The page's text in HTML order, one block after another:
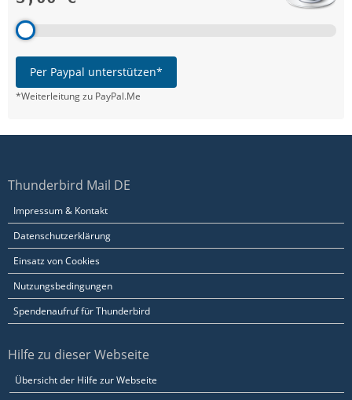
Per Paypal unterstützen*
*Weiterleitung zu PayPal.Me
Thunderbird Mail DE
Impressum & Kontakt
Datenschutzerklärung
Einsatz von Cookies
Nutzungsbedingungen
Spendenaufruf für Thunderbird
Hilfe zu dieser Webseite
Übersicht der Hilfe zur Webseite